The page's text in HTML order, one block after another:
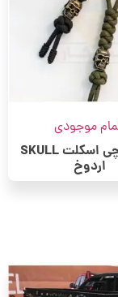
موجودی
سر سویچی اسکلت SKULL
اردوخ